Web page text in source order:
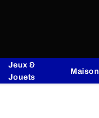
Jeux &
Jouets
Maison